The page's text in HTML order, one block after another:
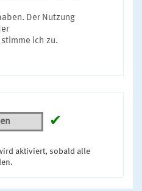
Der Nutzung
ich zu.
✔
aktiviert, sobald alle